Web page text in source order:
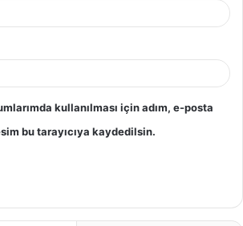
kullanılması için adım, e-posta
bu tarayıcıya kaydedilsin.